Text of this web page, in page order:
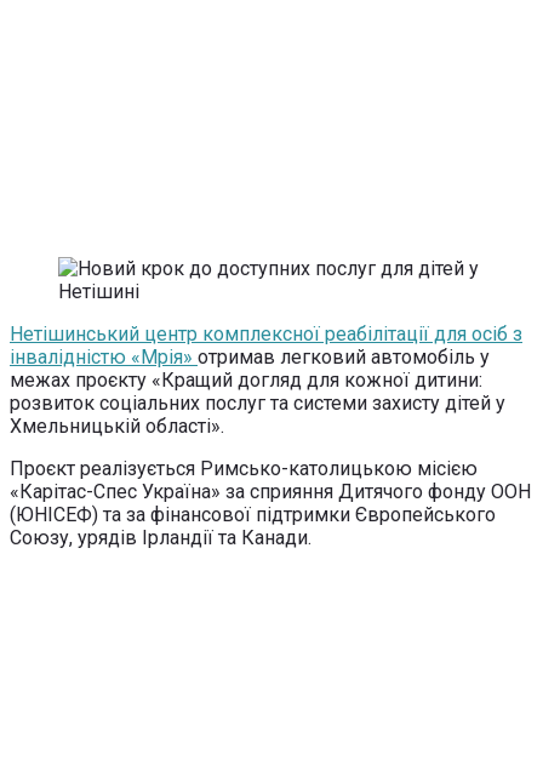
Нетішинський центр комплексної реабілітації для осіб з
інвалідністю «Мрія» отримав легковий автомобіль у
межах проєкту «Кращий догляд для кожної дитини:
розвиток соціальних послуг та системи захисту дітей у
Хмельницькій області».
Проєкт реалізується Римсько-католицькою місією
«Карітас-Спес Україна» за сприяння Дитячого фонду ООН
(ЮНІСЕФ) та за фінансової підтримки Європейського
Союзу, урядів Ірландії та Канади.